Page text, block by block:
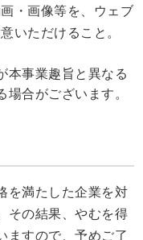
・画像等を、ウェブ
いただけること。
本事業趣旨と異なる
場合がございます。
を満たした企業を対
その結果、やむを得
ますので、予めご了